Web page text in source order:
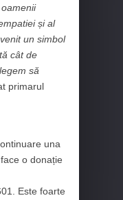
și al
un simbol
cât de
să
primarul
una
o donație
Este foarte